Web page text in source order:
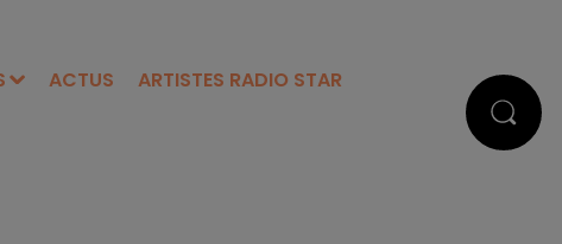
ACTUS ARTISTES RADIO STAR